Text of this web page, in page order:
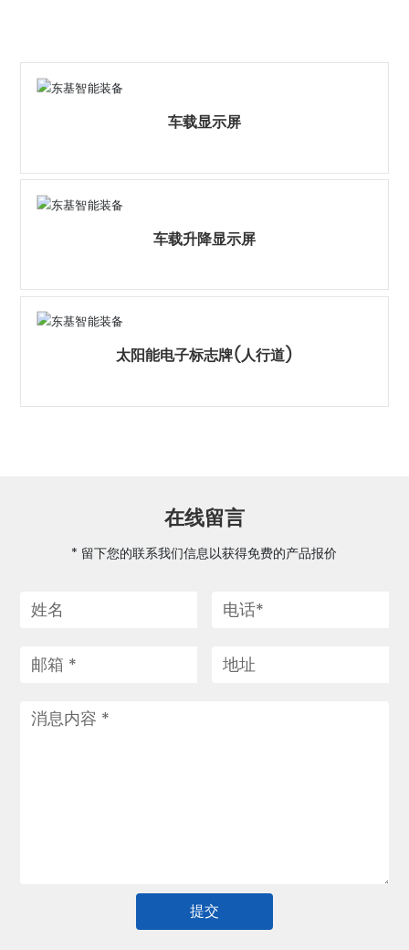
车载显示屏
车载升降显示屏
太阳能电子标志牌(人行道)
在线留言
* 留下您的联系我们信息以获得免费的产品报价
提交